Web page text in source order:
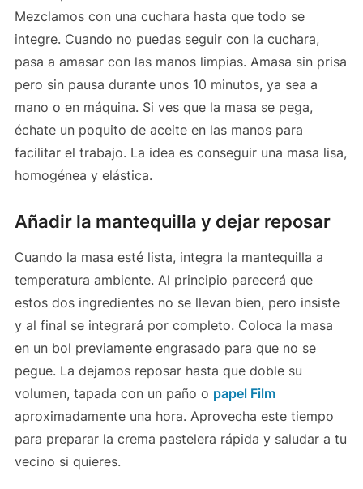
Mezclamos con una cuchara hasta que todo se
integre. Cuando no puedas seguir con la cuchara,
pasa a amasar con las manos limpias. Amasa sin prisa
pero sin pausa durante unos 10 minutos, ya sea a
mano o en máquina. Si ves que la masa se pega,
échate un poquito de aceite en las manos para
facilitar el trabajo. La idea es conseguir una masa lisa,
homogénea y elástica.
Añadir la mantequilla y dejar reposar
Cuando la masa esté lista, integra la mantequilla a
temperatura ambiente. Al principio parecerá que
estos dos ingredientes no se llevan bien, pero insiste
y al final se integrará por completo. Coloca la masa
en un bol previamente engrasado para que no se
pegue. La dejamos reposar hasta que doble su
volumen, tapada con un paño o papel Film
aproximadamente una hora. Aprovecha este tiempo
para preparar la crema pastelera rápida y saludar a tu
vecino si quieres.